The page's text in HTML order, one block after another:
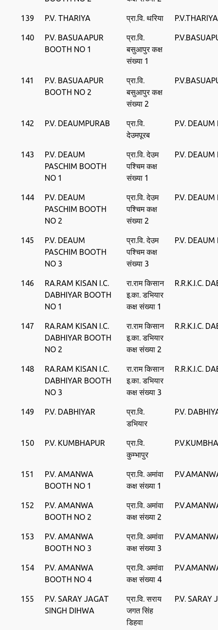
139 P.V. THARIYA प्रा.वि. थरिया P.V.THARIYA
140
P.V. BASUAAPUR
BOOTH NO 1
प्रा.वि.
बसुआपुर कक्ष
संख्या 1
141
P.V. BASUAAPUR
BOOTH NO 2
प्रा.वि.
बसुआपुर कक्ष
संख्या 2
142 P.V. DEAUMPURAB
प्रा.वि.
देउमपूरब
P.V. DEAUM
143
P.V. DEAUM
PASCHIM BOOTH
NO 1
प्रा.वि. देउम
पश्चिम कक्ष
संख्या 1
P.V. DEAUM
144
P.V. DEAUM
PASCHIM BOOTH
NO 2
प्रा.वि. देउम
पश्चिम कक्ष
संख्या 2
P.V. DEAUM
145
P.V. DEAUM
PASCHIM BOOTH
NO 3
प्रा.वि. देउम
पश्चिम कक्ष
संख्या 3
P.V. DEAUM
146
RA.RAM KISAN I.C.
DABHIYAR BOOTH
NO 1
रा.राम किसान
इ.का. डभियार
कक्ष संख्या 1
R.R.K.I.C.
147
RA.RAM KISAN I.C.
DABHIYAR BOOTH
NO 2
रा.राम किसान
इ.का. डभियार
कक्ष संख्या 2
R.R.K.I.C.
148
RA.RAM KISAN I.C.
DABHIYAR BOOTH
NO 3
रा.राम किसान
इ.का. डभियार
कक्ष संख्या 3
R.R.K.I.C.
149 P.V. DABHIYAR
प्रा.वि.
डभियार
P.V.
150 P.V. KUMBHAPUR
प्रा.वि.
कुम्भापुर
151
P.V. AMANWA
BOOTH NO 1
प्रा.वि. अमांवा
कक्ष संख्या 1
152
P.V. AMANWA
BOOTH NO 2
प्रा.वि. अमांवा
कक्ष संख्या 2
153
P.V. AMANWA
BOOTH NO 3
प्रा.वि. अमांवा
कक्ष संख्या 3
154
P.V. AMANWA
BOOTH NO 4
प्रा.वि. अमांवा
कक्ष संख्या 4
155
P.V. SARAY JAGAT
SINGH DIHWA
प्रा.वि. सराय
जगत सिंह
डिहवा
P.V. SARAY